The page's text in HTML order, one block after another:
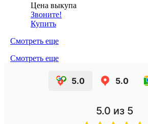
Цена выкупа
Звоните!
Купить
Смотреть еще
Смотреть еще
5.0 5.0
5.0 из 5